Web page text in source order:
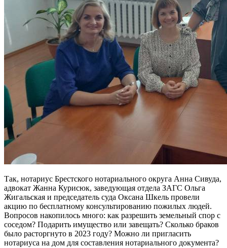
Так, нотариус Брестского нотариального округа Анна Сивуда,
адвокат Жанна Курисюк, заведующая отдела ЗАГС Ольга
Жигальская и председатель суда Оксана Шкель провели
акцию по бесплатному консультированию пожилых людей.
Вопросов накопилось много: как разрешить земельный спор с
соседом? Подарить имущество или завещать? Сколько браков
было расторгнуто в 2023 году? Можно ли пригласить
нотариуса на дом для составления нотариального документа?